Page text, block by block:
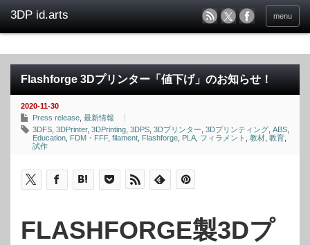
menu
Flashforge 3Dプリンター「値下げ」のお知らせ！
2020-11-30
Press release 最新情報
3DFS 3DPrinter, 3DPrinting 3DPS 3Dプリンター 3Dプリンティング ABS
Education FDM・FFF, filament Flashforge PLA フィラメント 教材 教育
試作
FLASHFORGE製3Dプ